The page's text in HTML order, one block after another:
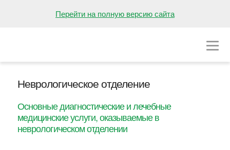
Перейти на полную версию сайта
Неврологическое отделение
Основные диагностические и лечебные
медицинские услуги, оказываемые в
неврологическом отделении
НА ГЛАВНУЮ
ОТДЕЛЕНИЯ
ВАКАНСИИ
ПРЕСС-ЦЕНТР
КОНТАКТЫ